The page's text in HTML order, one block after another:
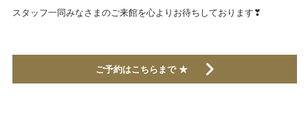
スタッフ一同みなさまのご来館を心よりお待ちしております❣
ご予約はこちらまで ★